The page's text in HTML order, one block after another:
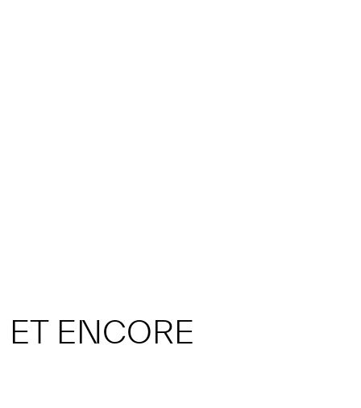
ET ENCORE